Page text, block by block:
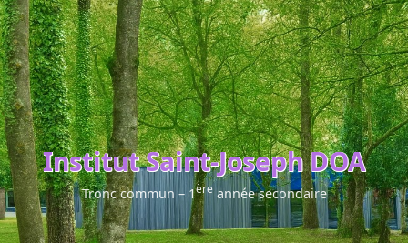
Institut Saint-Joseph DOA
Tronc commun – 1èreannée secondaire